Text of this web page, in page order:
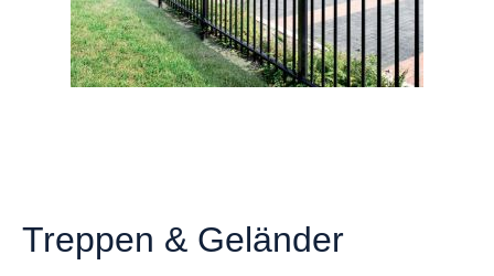
Treppen & Geländer